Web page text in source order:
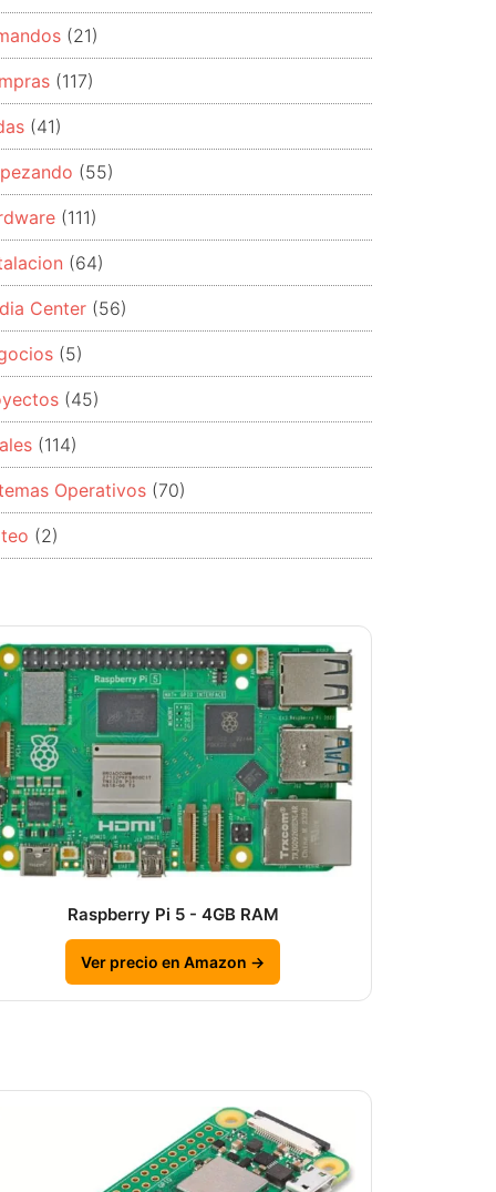
(21)
(117)
(41)
(55)
(111)
(64)
Center (56)
(5)
(45)
(114)
Operativos (70)
(2)
Raspberry Pi 5 - 4GB RAM
Ver precio en Amazon →